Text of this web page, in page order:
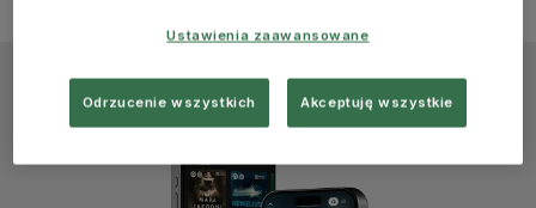
Ustawienia zaawansowane
Odrzucenie wszystkich Akceptuję wszystkie